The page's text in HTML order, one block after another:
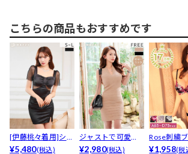
こちらの商品もおすすめです
[伊藤桃々着用]シア
ーカットに視線釘
¥5,480(税込)
ジャストで可愛
い！ワンカラー切
¥2,980(税込)
Rose刺繍
ー&フルバ
¥1,958(税